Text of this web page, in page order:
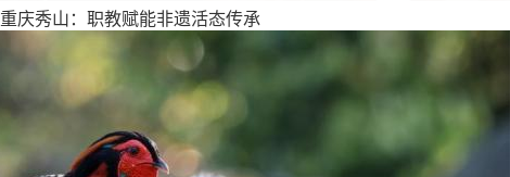
重庆秀山：职教赋能非遗活态传承